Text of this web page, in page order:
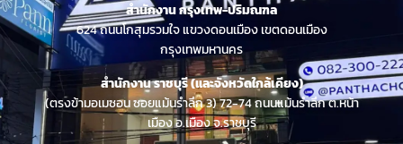
สำนักงาน กรุงเทพ-ปริมณฑล
624 ถนนโกสุมรวมใจ แขวงดอนเมือง เขตดอนเมือง
กรุงเทพมหานคร
สำนักงาน ราชบุรี (และจังหวัดใกล้เคียง)
(ตรงข้ามอเมซอน ซอยแม้นรำลึก 3) 72-74 ถนนแม้นรำลึก ต.หน้า
เมือง อ.เมือง จ.ราชบุรี